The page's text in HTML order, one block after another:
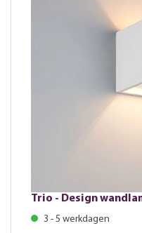
Trio - Design
3 - 5 werkdagen